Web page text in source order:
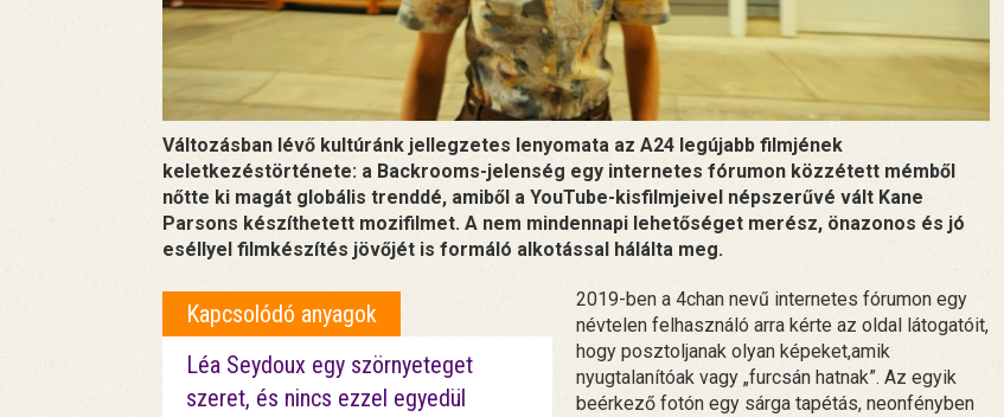
Változásban lévő kultúránk jellegzetes lenyomata az A24 legújabb filmjének
keletkezéstörténete: a Backrooms-jelenség egy internetes fórumon közzétett mémből
nőtte ki magát globális trenddé, amiből a YouTube-kisfilmjeivel népszerűvé vált Kane
Parsons készíthetett mozifilmet. A nem mindennapi lehetőséget merész, önazonos és jó
eséllyel filmkészítés jövőjét is formáló alkotással hálálta meg.
Kapcsolódó anyagok
Léa Seydoux egy szörnyeteget
szeret, és nincs ezzel egyedül
2019-ben a 4chan nevű internetes fórumon egy
névtelen felhasználó arra kérte az oldal látogatóit,
hogy posztoljanak olyan képeket,amik
nyugtalanítóak vagy „furcsán hatnak”. Az egyik
beérkező fotón egy sárga tapétás, neonfényben